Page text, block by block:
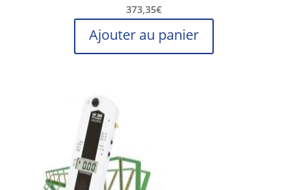
373,35€
Ajouter au panier